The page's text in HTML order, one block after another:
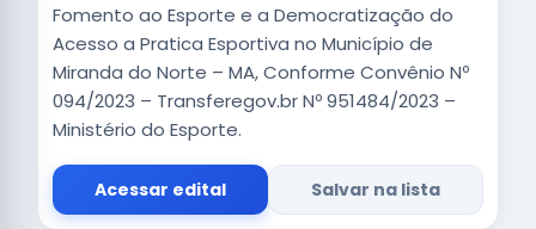
Fomento ao Esporte e a Democratização do
Acesso a Pratica Esportiva no Município de
Miranda do Norte – MA, Conforme Convênio Nº
094/2023 – Transferegov.br Nº 951484/2023 –
Ministério do Esporte.
Acessar edital Salvar na lista